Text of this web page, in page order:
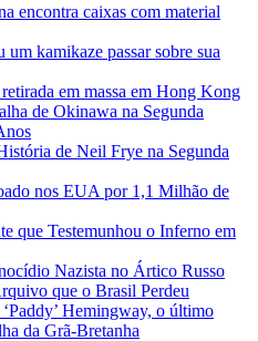
encontra caixas com material
kamikaze passar sobre sua
em massa em Hong Kong
de Okinawa na Segunda
de Neil Frye na Segunda
nos EUA por 1,1 Milhão de
que Testemunhou o Inferno em
Nazista no Ártico Russo
que o Brasil Perdeu
Hemingway, o último
da Grã-Bretanha